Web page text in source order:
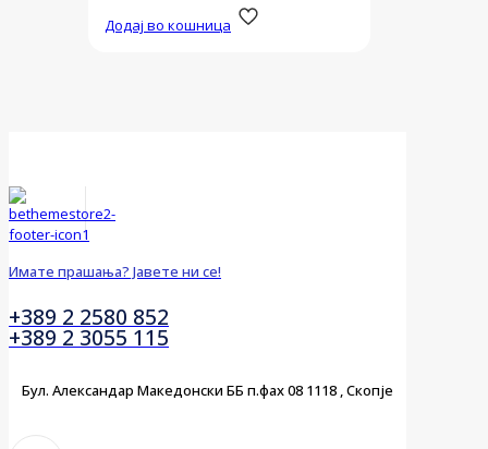
Додај во кошница
Имате прашања? Јавете ни се!
+389 2 2580 852
+389 2 3055 115
Бул. Александар Македонски ББ п.фах 08 1118 , Скопје